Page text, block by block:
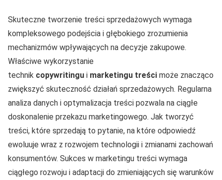
Skuteczne tworzenie treści sprzedażowych wymaga
kompleksowego podejścia i głębokiego zrozumienia
mechanizmów wpływających na decyzje zakupowe.
Właściwe wykorzystanie
technik copywritingu i marketingu treści może znacząco
zwiększyć skuteczność działań sprzedażowych. Regularna
analiza danych i optymalizacja treści pozwala na ciągłe
doskonalenie przekazu marketingowego. Jak tworzyć
treści, które sprzedają to pytanie, na które odpowiedź
ewoluuje wraz z rozwojem technologii i zmianami zachowań
konsumentów. Sukces w marketingu treści wymaga
ciągłego rozwoju i adaptacji do zmieniających się warunków